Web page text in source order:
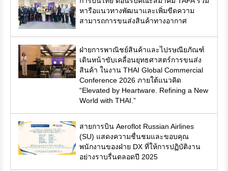
หารือแนวทางพัฒนาและเพิ่มขีดความ
สามารถการขนส่งสินค้าทางอากาศ
ฝ่ายการพาณิชย์สินค้าและไปรษณียภัณฑ์
เดินหน้าขับเคลื่อนยุทธศาสตร์การขนส่ง
สินค้า ในงาน THAI Global Commercial
Conference 2026 ภายใต้แนวคิด
“Elevated by Heartware. Refining a New
World with THAI.”
สายการบิน Aeroflot Russian Airlines
(SU) แสดงความชื่นชมและขอบคุณ
พนักงานของฝ่าย DX ที่ให้การปฏิบัติงาน
อย่างราบรื่นตลอดปี 2025